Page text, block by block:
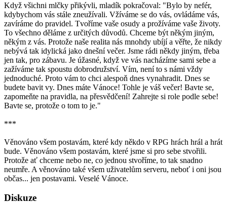
Když všichni mlčky přikývli, mladík pokračoval: "Bylo by nefér,
kdybychom vás stále zneužívali. Vžíváme se do vás, ovládáme vás,
zavíráme do pravidel. Tvoříme vaše osudy a prožíváme vaše životy.
To všechno děláme z určitých důvodů. Chceme být někým jiným,
někým z vás. Protože naše realita nás mnohdy ubíjí a věřte, že nikdy
nebývá tak idylická jako dnešní večer. Jsme rádi někdy jiným, třeba
jen tak, pro zábavu. Je úžasné, když ve vás nacházíme sami sebe a
zažíváme tak spoustu dobrodružství. Vím, není to s námi vždy
jednoduché. Proto vám to chci alespoň dnes vynahradit. Dnes se
budete bavit vy. Dnes máte Vánoce! Tohle je váš večer! Bavte se,
zapomeňte na pravidla, na přesvědčení! Zahrejte si role podle sebe!
Bavte se, protože o tom to je."
***
Věnováno všem postavám, které kdy někdo v RPG hrách hrál a hrát
bude. Věnováno všem postavám, které jsme si pro sebe stvořili.
Protože ať chceme nebo ne, co jednou stvoříme, to tak snadno
neumře. A věnováno také všem uživatelům serveru, neboť i oni jsou
občas... jen postavami. Veselé Vánoce.
Diskuze